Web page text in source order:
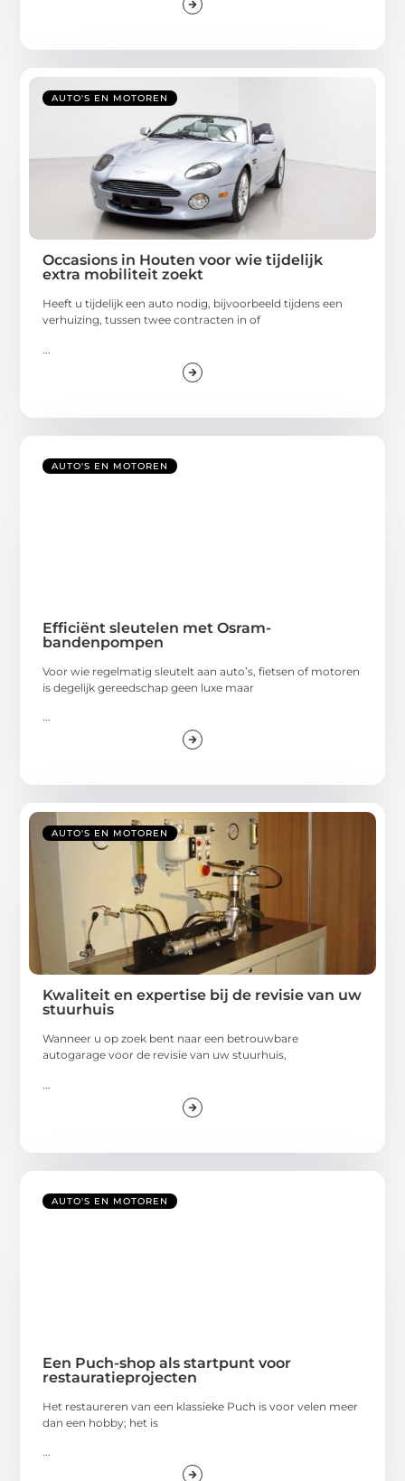
AUTO'S EN MOTOREN
Occasions in Houten voor wie tijdelijk
extra mobiliteit zoekt
Heeft u tijdelijk een auto nodig, bijvoorbeeld tijdens een
verhuizing, tussen twee contracten in of
AUTO'S EN MOTOREN
Efficiënt sleutelen met Osram-
bandenpompen
Voor wie regelmatig sleutelt aan auto’s, fietsen of motoren
is degelijk gereedschap geen luxe maar
...
AUTO'S EN MOTOREN
Kwaliteit en expertise bij de revisie van uw
stuurhuis
Wanneer u op zoek bent naar een betrouwbare
autogarage voor de revisie van uw stuurhuis,
AUTO'S EN MOTOREN
Een Puch-shop als startpunt voor
restauratieprojecten
Het restaureren van een klassieke Puch is voor velen meer
dan een hobby; het is
...